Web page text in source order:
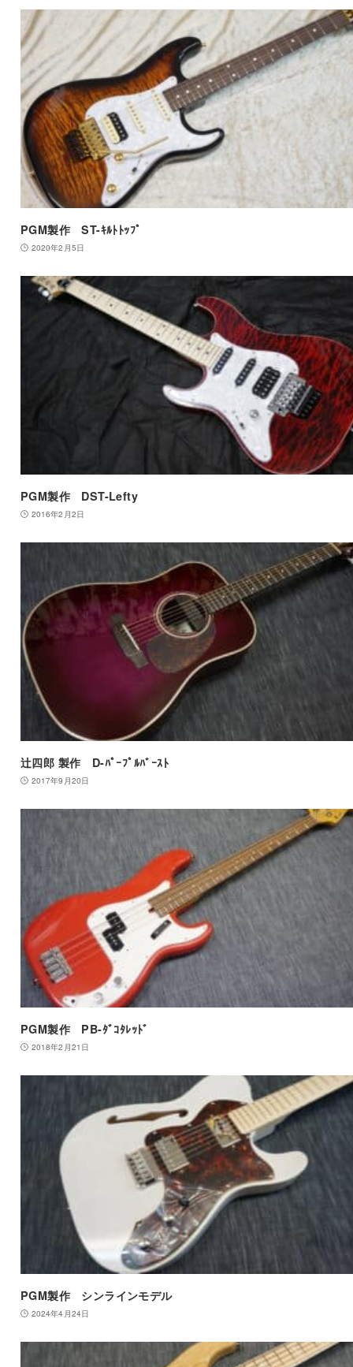
PGM製作 ST-ｷﾙﾄﾄｯﾌﾟ
2020年2月5日
PGM製作 DST-Lefty
2016年2月2日
辻四郎 製作 D-ﾊﾟｰﾌﾟﾙﾊﾞｰｽﾄ
2017年9月20日
PGM製作 PB-ﾀﾞｺﾀﾚｯﾄﾞ
2018年2月21日
PGM製作 シンラインモデル
2024年4月24日